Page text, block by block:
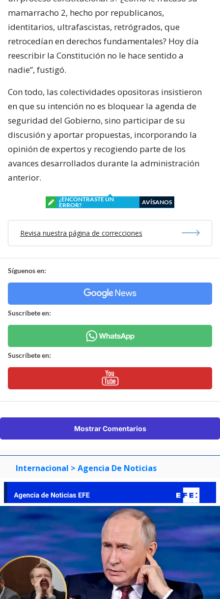
mamarracho 2, hecho por republicanos,
identitarios, ultrafascistas, retrógrados, que
retrocedían en derechos fundamentales? Hoy día
reescribir la Constitución no le hace sentido a
nadie”, fustigó.
Con todo, las colectividades opositoras insistieron
en que su intención no es bloquear la agenda de
seguridad del Gobierno, sino participar de su
discusión y aportar propuestas, incorporando la
opinión de expertos y recogiendo parte de los
avances desarrollados durante la administración
anterior.
¿ENCONTRASTE UN
ERROR?
AVÍSANOS
Revisa nuestra página de correcciones
Síguenos en:
Suscríbete en:
Suscríbete en:
Mostrar Comentarios
Internacional > Agencia De Noticias